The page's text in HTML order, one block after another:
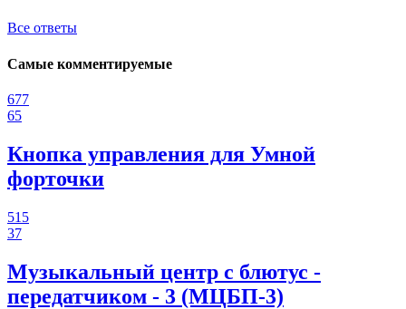
Все ответы
Самые комментируемые
677
65
Кнопка управления для Умной
форточки
515
37
Музыкальный центр с блютус -
передатчиком - 3 (МЦБП-3)